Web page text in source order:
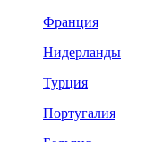
Франция
Нидерланды
Турция
Португалия